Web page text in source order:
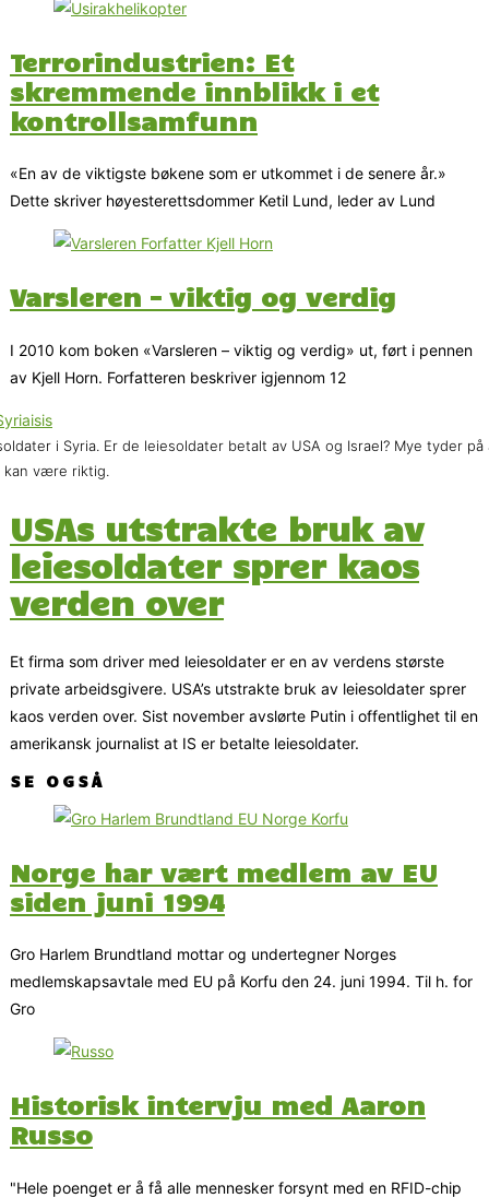
Terrorindustrien: Et
skremmende innblikk i et
kontroll­samfunn
«En av de viktigste bøkene som er utkommet i de senere år.»
Dette skriver høyesterettsdommer Ketil Lund, leder av Lund
Varsleren – viktig og verdig
I 2010 kom boken «Varsleren – viktig og verdig» ut, ført i pennen
av Kjell Horn. Forfatteren beskriver igjennom 12
i Syria. Er de leiesoldater betalt av USA og Israel? Mye tyder på
kan være riktig.
USAs utstrakte bruk av
leiesoldater sprer kaos
verden over
Et firma som driver med leiesoldater er en av verdens største
private arbeidsgivere. USA’s utstrakte bruk av leiesoldater sprer
kaos verden over. Sist november avslørte Putin i offentlighet til en
amerikansk journalist at IS er betalte leiesoldater.
SE OGSÅ
Norge har vært medlem av EU
siden juni 1994
Gro Harlem Brundtland mottar og undertegner Norges
medlemskapsavtale med EU på Korfu den 24. juni 1994. Til h. for
Gro
Historisk intervju med Aaron
Russo
"Hele poenget er å få alle mennesker forsynt med en RFID-chip